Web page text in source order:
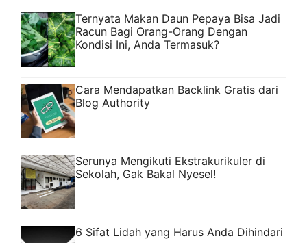
Ternyata Makan Daun Pepaya Bisa Jadi
Racun Bagi Orang-Orang Dengan
Kondisi Ini, Anda Termasuk?
Cara Mendapatkan Backlink Gratis dari
Blog Authority
Serunya Mengikuti Ekstrakurikuler di
Sekolah, Gak Bakal Nyesel!
6 Sifat Lidah yang Harus Anda Dihindari